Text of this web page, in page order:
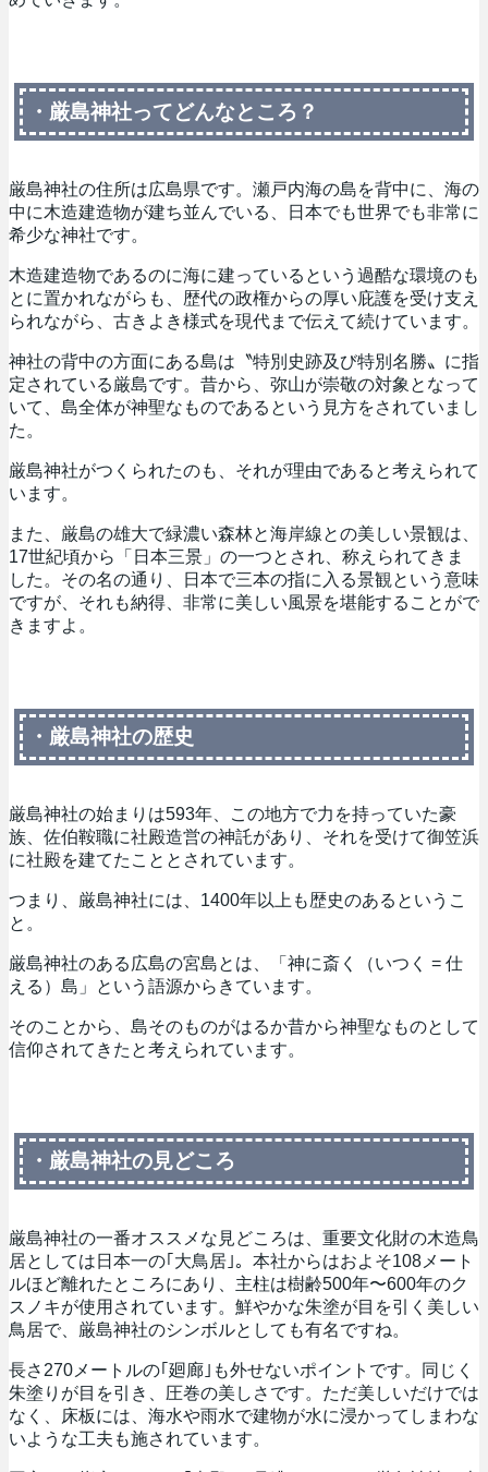
・厳島神社ってどんなところ？
厳島神社の住所は広島県です。瀬戸内海の島を背中に、海の
中に木造建造物が建ち並んでいる、日本でも世界でも非常に
希少な神社です。
木造建造物であるのに海に建っているという過酷な環境のも
とに置かれながらも、歴代の政権からの厚い庇護を受け支え
られながら、古きよき様式を現代まで伝えて続けています。
神社の背中の方面にある島は〝特別史跡及び特別名勝〟に指
定されている厳島です。昔から、弥山が崇敬の対象となって
いて、島全体が神聖なものであるという見方をされていまし
た。
厳島神社がつくられたのも、それが理由であると考えられて
います。
また、厳島の雄大で緑濃い森林と海岸線との美しい景観は、
17世紀頃から「日本三景」の一つとされ、称えられてきま
した。その名の通り、日本で三本の指に入る景観という意味
ですが、それも納得、非常に美しい風景を堪能することがで
きますよ。
・厳島神社の歴史
厳島神社の始まりは593年、この地方で力を持っていた豪
族、佐伯鞍職に社殿造営の神託があり、それを受けて御笠浜
に社殿を建てたこととされています。
つまり、厳島神社には、1400年以上も歴史のあるというこ
と。
厳島神社のある広島の宮島とは、「神に斎く（いつく = 仕
える）島」という語源からきています。
そのことから、島そのものがはるか昔から神聖なものとして
信仰されてきたと考えられています。
・厳島神社の見どころ
厳島神社の一番オススメな見どころは、重要文化財の木造鳥
居としては日本一の｢大鳥居｣。本社からはおよそ108メート
ルほど離れたところにあり、主柱は樹齢500年〜600年のク
スノキが使用されています。鮮やかな朱塗が目を引く美しい
鳥居で、厳島神社のシンボルとしても有名ですね。
長さ270メートルの｢廻廊｣も外せないポイントです。同じく
朱塗りが目を引き、圧巻の美しさです。ただ美しいだけでは
なく、床板には、海水や雨水で建物が水に浸かってしまわな
いような工夫も施されています。